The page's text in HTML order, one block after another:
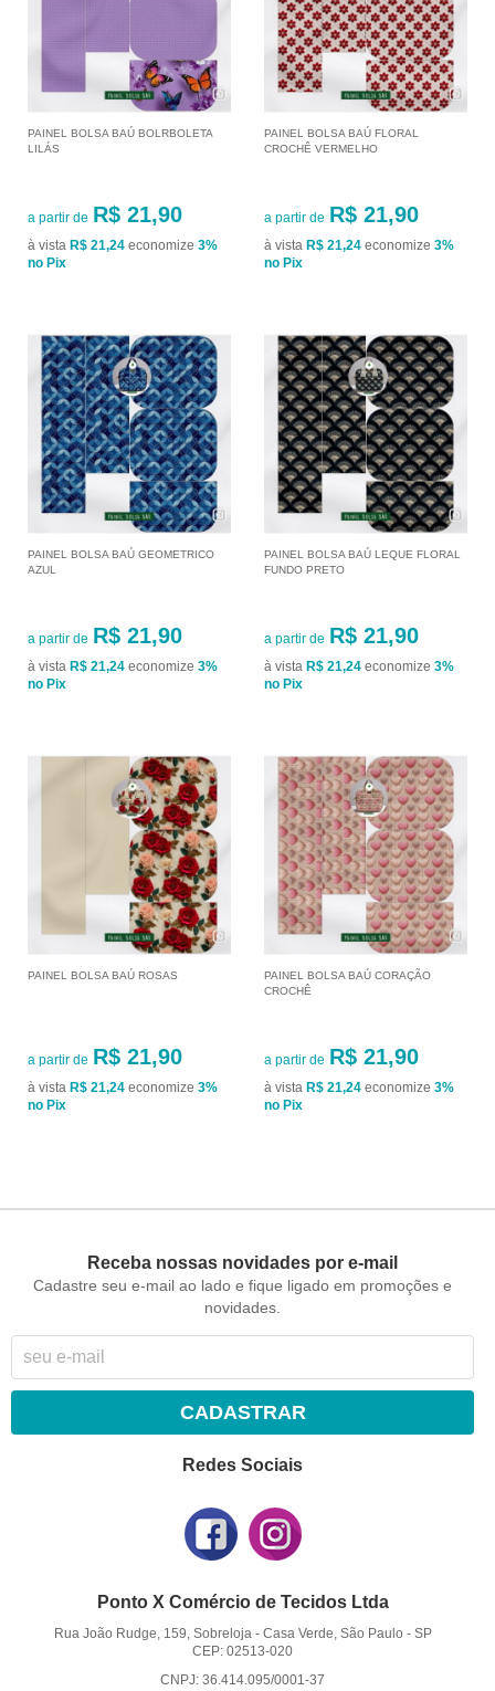
PAINEL BOLSA BAÚ BOLRBOLETA
LILÁS
a partir de R$ 21,90
à vista R$ 21,24 economize 3%
no Pix
PAINEL BOLSA BAÚ FLORAL
CROCHÊ VERMELHO
a partir de R$ 21,90
à vista R$ 21,24 economize 3%
no Pix
PAINEL BOLSA BAÚ GEOMETRICO
AZUL
a partir de R$ 21,90
à vista R$ 21,24 economize 3%
no Pix
PAINEL BOLSA BAÚ LEQUE FLORAL
FUNDO PRETO
a partir de R$ 21,90
à vista R$ 21,24 economize 3%
no Pix
PAINEL BOLSA BAÚ ROSAS
a partir de R$ 21,90
à vista R$ 21,24 economize 3%
no Pix
PAINEL BOLSA BAÚ CORAÇÃO
CROCHÊ
a partir de R$ 21,90
à vista R$ 21,24 economize 3%
no Pix
Receba nossas novidades por e-mail
Cadastre seu e-mail ao lado e fique ligado em promoções e
novidades.
CADASTRAR
Redes Sociais
Ponto X Comércio de Tecidos Ltda
Rua João Rudge, 159, Sobreloja- Casa Verde, São Paulo - SP
CEP: 02513-020
CNPJ: 36.414.095/0001-37